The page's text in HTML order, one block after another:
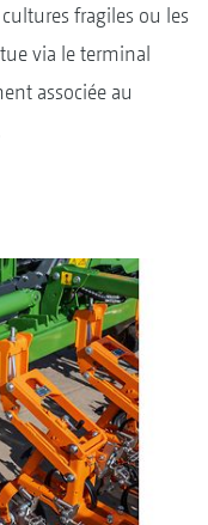
fragiles ou les
via le terminal
associée au